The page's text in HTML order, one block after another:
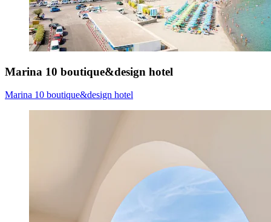
Marina 10 boutique&design hotel
Marina 10 boutique&design hotel